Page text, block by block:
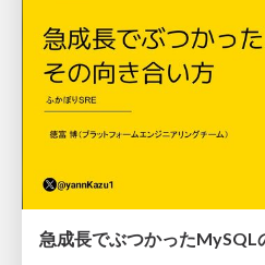
急成長でぶつかったMySQL